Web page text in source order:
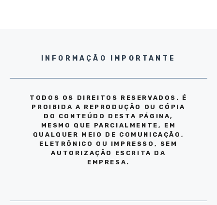
INFORMAÇÃO IMPORTANTE
TODOS OS DIREITOS RESERVADOS. É
PROIBIDA A REPRODUÇÃO OU CÓPIA
DO CONTEÚDO DESTA PÁGINA,
MESMO QUE PARCIALMENTE, EM
QUALQUER MEIO DE COMUNICAÇÃO,
ELETRÔNICO OU IMPRESSO, SEM
AUTORIZAÇÃO ESCRITA DA
EMPRESA.